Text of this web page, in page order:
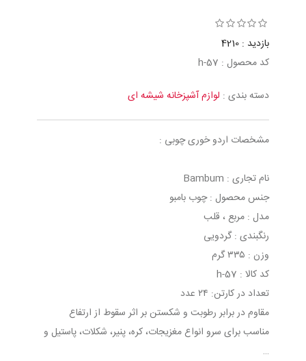
بازدید : 4210
کد محصول : 57-h
دسته بندی : لوازم آشپزخانه شیشه ای
مشخصات اردو خوری چوبی :
نام تجاری : Bambum
جنس محصول : چوب بامبو
مدل : مربع ، قلب
رنگبندی : گردویی
وزن : ۳۳۵ گرم
کد کالا : 57-h
تعداد در کارتن: ۲۴ عدد
مقاوم در برابر رطوبت و شکستن بر اثر سقوط از ارتفاع
مناسب برای سرو انواع مغزیجات، کره، پنیر، شکلات، پاستیل و
…